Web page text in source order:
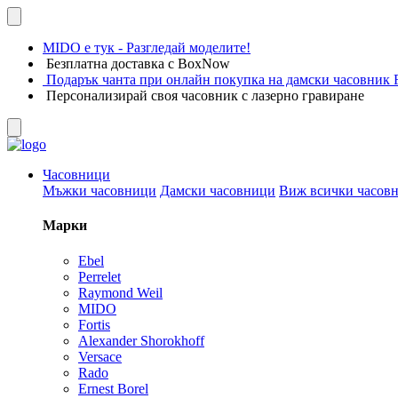
MIDO е тук - Разгледай моделите!
Безплатна доставка с BoxNow
Подарък чанта при онлайн покупка на дамски часовник
Персонализирай своя часовник с лазерно гравиране
Часовници
Мъжки часовници Дамски часовници Виж всички
Марки
Ebel
Perrelet
Raymond Weil
MIDO
Fortis
Alexander Shorokhoff
Versace
Rado
Ernest Borel